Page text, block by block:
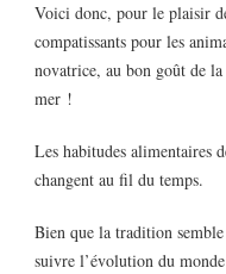
Voici donc, pour le plaisir
compatissants pour les
novatrice, au bon goût de
mer !
Les habitudes alimentaires
changent au fil du temps.
Bien que la tradition
suivre l’évolution du